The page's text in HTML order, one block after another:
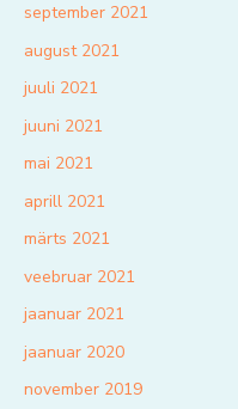
september 2021
august 2021
juuli 2021
juuni 2021
mai 2021
aprill 2021
märts 2021
veebruar 2021
jaanuar 2021
jaanuar 2020
november 2019